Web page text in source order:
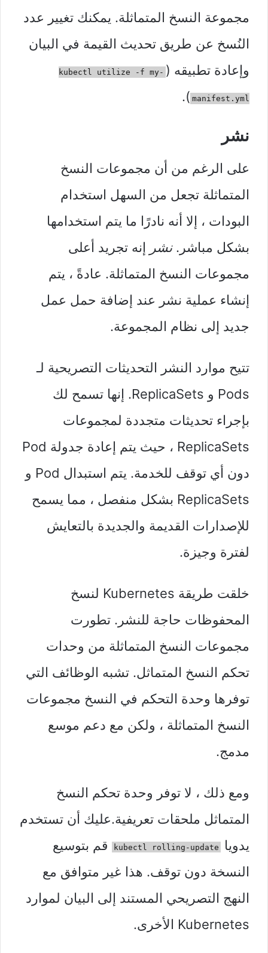
مجموعة النسخ المتماثلة. يمكنك تغيير عدد
النُسخ عن طريق تحديث القيمة في البيان
وإعادة تطبيقه ( kubectl utilize -f my-
manifest.yml
).
نشر
على الرغم من أن مجموعات النسخ
المتماثلة تجعل من السهل استخدام
البودات ، إلا أنه نادرًا ما يتم استخدامها
بشكل مباشر.نشر إنه تجريد أعلى
مجموعات النسخ المتماثلة. عادةً ، يتم
إنشاء عملية نشر عند إضافة حمل عمل
جديد إلى نظام المجموعة.
تتيح موارد النشر التحديثات التصريحية لـ
Pods و ReplicaSets. إنها تسمح لك
بإجراء تحديثات متجددة لمجموعات
ReplicaSets ، حيث يتم إعادة جدولة Pod
دون أي توقف للخدمة. يتم استبدال Pod و
ReplicaSets بشكل منفصل ، مما يسمح
للإصدارات القديمة والجديدة بالتعايش
لفترة وجيزة.
خلقت طريقة Kubernetes لنسخ
المحفوظات حاجة للنشر. تطورت
مجموعات النسخ المتماثلة من وحدات
تحكم النسخ المتماثل. تشبه الوظائف التي
توفرها وحدة التحكم في النسخ مجموعات
النسخ المتماثلة ، ولكن مع دعم موسع
مدمج.
ومع ذلك ، لا توفر وحدة تحكم النسخ
المتماثل ملحقات تعريفية.عليك أن تستخدم
يدويا
kubectl rolling-update
قم بتوسيع
النسخة دون توقف. هذا غير متوافق مع
النهج التصريحي المستند إلى البيان لموارد
Kubernetes الأخرى.